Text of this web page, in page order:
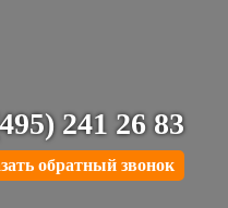
241 26 83
обратный звонок